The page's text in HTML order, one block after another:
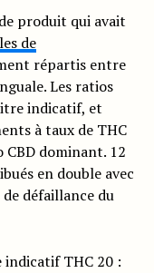
produit qui avait
de
répartis entre
Les ratios
indicatif, et
à taux de THC
dominant. 12
en double avec
défaillance du
THC 20 :